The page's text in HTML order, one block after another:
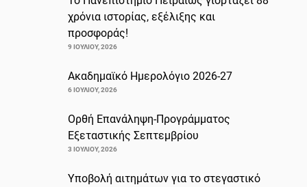
χρόνια ιστορίας, εξέλιξης και
προσφοράς!
9 ΙΟΥΛΊΟΥ, 2026
Ακαδημαϊκό Ημερολόγιο 2026-27
6 ΙΟΥΛΊΟΥ, 2026
Ορθή Επανάληψη-Προγράμματος
Εξεταστικής Σεπτεμβρίου
3 ΙΟΥΛΊΟΥ, 2026
Υποβολή αιτημάτων για το στεγαστικό